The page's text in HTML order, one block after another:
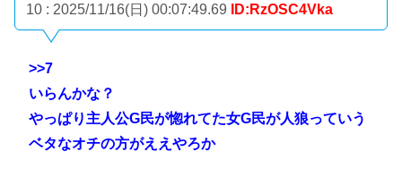
10 : 2025/11/16(日) 00:07:49.69 ID:RzOSC4Vka
>>7
いらんかな？
やっぱり主人公G民が惚れてた女G民が人狼っていう
ベタなオチの方がええやろか